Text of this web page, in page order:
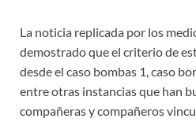
La noticia replicada por los
demostrado que el criterio de
desde el caso bombas 1, caso
entre otras instancias que han
compañeras y compañeros